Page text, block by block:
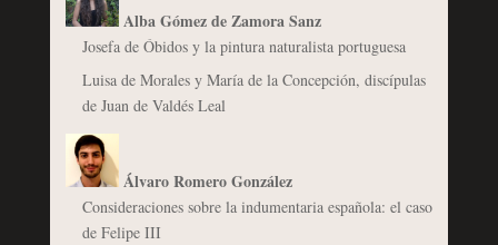
Alba Gómez de Zamora Sanz
Josefa de Óbidos y la pintura naturalista portuguesa
Luisa de Morales y María de la Concepción, discípulas
de Juan de Valdés Leal
Álvaro Romero González
Consideraciones sobre la indumentaria española: el caso
de Felipe III